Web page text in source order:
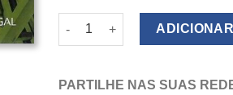
Quantidade de Meios de
ADICIONAR
PARTILHE NAS SUAS